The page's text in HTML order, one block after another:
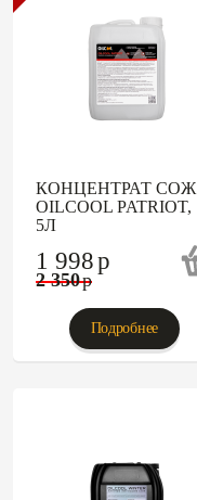
КОНЦЕНТРАТ СОЖ
OILCOOL PATRIOT,
5Л
1 998p
2 350p
Подробнее